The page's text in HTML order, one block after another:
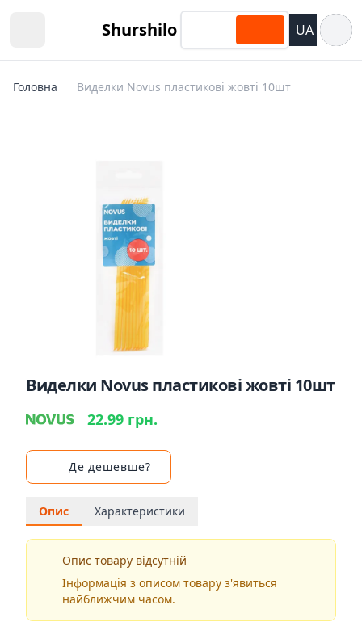
Shurshilo UA
Головна Виделки Novus пластикові жовті 10шт
Виделки Novus пластикові жовті 10шт
22.99 грн.
Де дешевше?
Опис Характеристики
Опис товару відсутній
Інформація з описом товару з'явиться
найближчим часом.